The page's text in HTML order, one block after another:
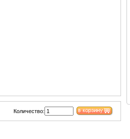
Количество: